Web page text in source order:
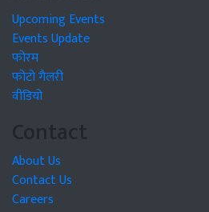
Upcoming Events
Events Update
फोरम
फोटो गैलरी
वीडियो
Contact
About Us
Contact Us
Careers